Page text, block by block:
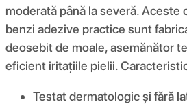
moderată până la severă. Aceste
benzi adezive practice sunt
deosebit de moale, asemănător
eficient iritațiile pielii.
Testat dermatologic și fără